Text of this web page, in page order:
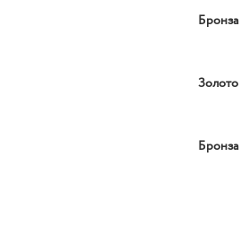
Бронза
Золото
Бронза